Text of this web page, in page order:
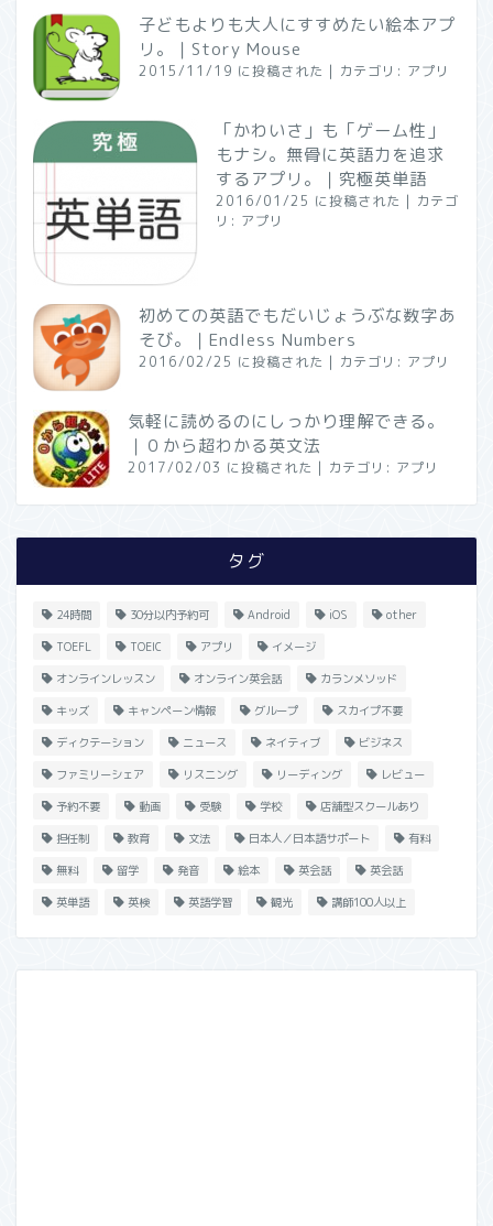
子どもよりも大人にすすめたい絵本アプ
リ。｜Story Mouse
2015/11/19 に投稿された | カテゴリ: アプリ
「かわいさ」も「ゲーム性」
もナシ。無骨に英語力を追求
するアプリ。｜究極英単語
2016/01/25 に投稿された | カテゴ
リ: アプリ
初めての英語でもだいじょうぶな数字あ
そび。｜Endless Numbers
2016/02/25 に投稿された | カテゴリ: アプリ
気軽に読めるのにしっかり理解できる。
｜０から超わかる英文法
2017/02/03 に投稿された | カテゴリ: アプリ
タグ
24時間 30分以内予約可 Android iOS other
TOEFL TOEIC アプリ イメージ
オンラインレッスン オンライン英会話 カランメソッド
キッズ キャンペーン情報 グループ スカイプ不要
ディクテーション ニュース ネイティブ ビジネス
ファミリーシェア リスニング リーディング レビュー
予約不要 動画 受験 学校 店舗型スクールあり
担任制 教育 文法 日本人／日本語サポート 有料
無料 留学 発音 絵本 英会話 英会話
英単語 英検 英語学習 観光 講師100人以上